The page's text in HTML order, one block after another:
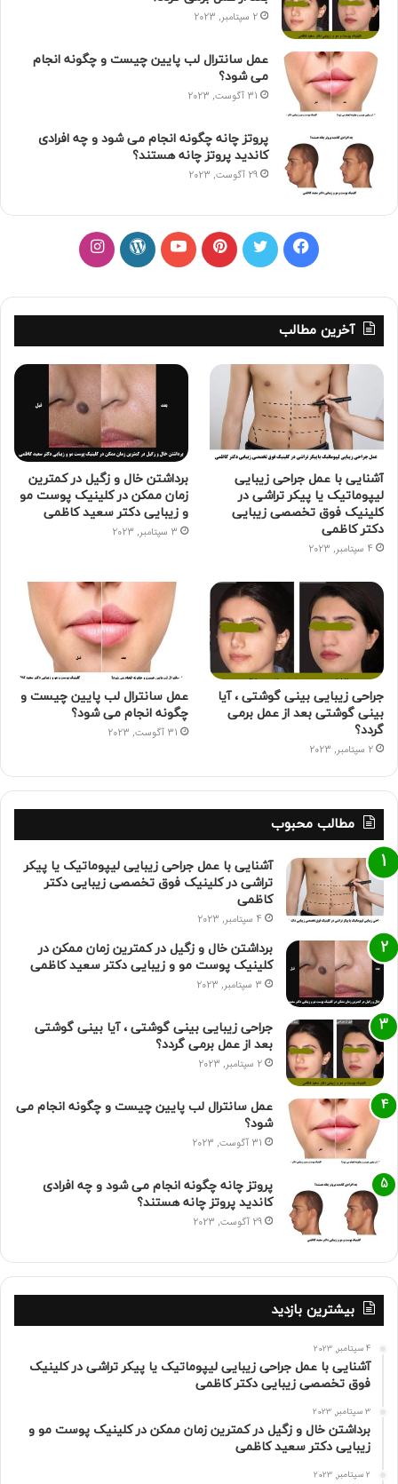
2 سپتامبر, 2023
عمل سانترال لب پایین چیست و چگونه انجام
می شود؟
31 آگوست, 2023
پروتز چانه چگونه انجام می شود و چه افرادی
کاندید پروتز چانه هستند؟
29 آگوست, 2023
س
ب
و
ک
ی
ی
ت
ر
ن
ت
ی
د
پ
ر
س
ن
س
ت
ا
گ
ر
م
آخرین مطالب
آشنایی با عمل جراحی زیبایی
لیپوماتیک یا پیکر تراشی در
کلینیک فوق تخصصی زیبایی
دکتر کاظمی
4 سپتامبر, 2023
برداشتن خال و زگیل در کمترین
زمان ممکن در کلینیک پوست مو
و زیبایی دکتر سعید کاظمی
3 سپتامبر, 2023
جراحی زیبایی بینی گوشتی ، آیا
بینی گوشتی بعد از عمل برمی
گردد؟
2 سپتامبر, 2023
عمل سانترال لب پایین چیست و
چگونه انجام می شود؟
31 آگوست, 2023
مطالب محبوب
آشنایی با عمل جراحی زیبایی لیپوماتیک یا پیکر
تراشی در کلینیک فوق تخصصی زیبایی دکتر
کاظمی
4 سپتامبر, 2023
برداشتن خال و زگیل در کمترین زمان ممکن در
کلینیک پوست مو و زیبایی دکتر سعید کاظمی
3 سپتامبر, 2023
جراحی زیبایی بینی گوشتی ، آیا بینی گوشتی
بعد از عمل برمی گردد؟
2 سپتامبر, 2023
عمل سانترال لب پایین چیست و چگونه انجام می
شود؟
31 آگوست, 2023
پروتز چانه چگونه انجام می شود و چه افرادی
کاندید پروتز چانه هستند؟
29 آگوست, 2023
بیشترین بازدید
4 سپتامبر, 2023
آشنایی با عمل جراحی زیبایی لیپوماتیک یا پیکر تراشی در کلینیک
فوق تخصصی زیبایی دکتر کاظمی
3 سپتامبر, 2023
برداشتن خال و زگیل در کمترین زمان ممکن در کلینیک پوست مو و
زیبایی دکتر سعید کاظمی
2 سپتامبر, 2023